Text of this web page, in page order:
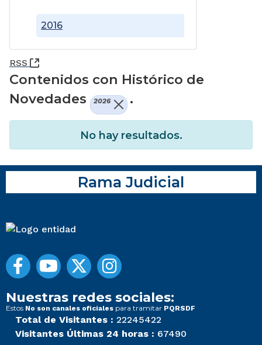
2016
RSS (Abre una nueva ventana)
Contenidos con Histórico de
Novedades
2026 .
No hay resultados.
Rama Judicial
Nuestras redes sociales:
Estos No son canales oficiales para tramitar PQRSDF
Total de Visitantes : 22245422
Visitantes Últimas 24 horas : 67490